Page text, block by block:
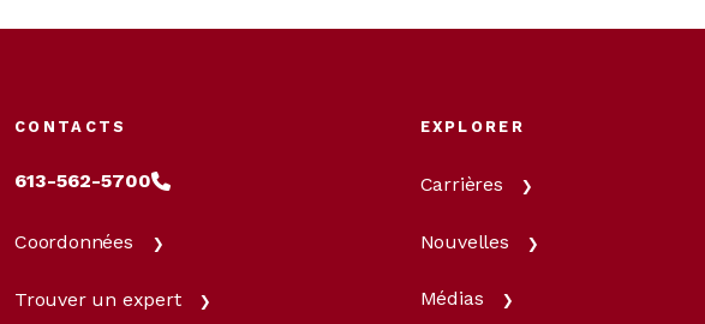
CONTACTS
613-562-5700
Coordonnées
Trouver un expert
EXPLORER
Carrières
Nouvelles
Médias